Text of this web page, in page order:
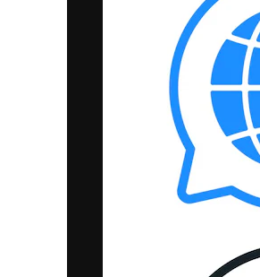
La
migliori lavori.
creativi,
Italiano